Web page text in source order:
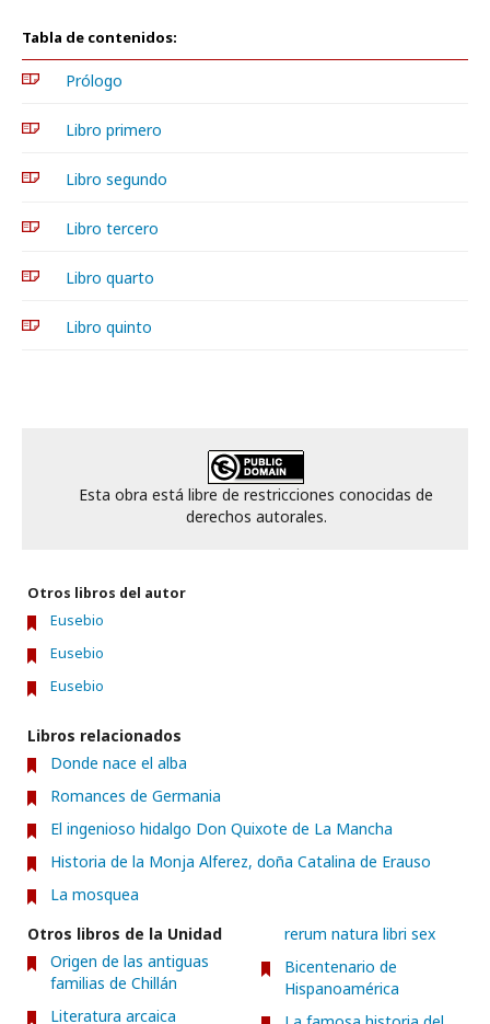
Tabla de contenidos:
Prólogo
Libro primero
Libro segundo
Libro tercero
Libro quarto
Libro quinto
Esta obra está libre de restricciones conocidas de
derechos autorales.
Otros libros del autor
Eusebio
Eusebio
Eusebio
Libros relacionados
Donde nace el alba
Romances de Germania
El ingenioso hidalgo Don Quixote de La Mancha
Historia de la Monja Alferez, doña Catalina de Erauso
La mosquea
Otros libros de la Unidad
Origen de las antiguas
familias de Chillán
Literatura arcaica
rerum natura libri sex
Bicentenario de
Hispanoamérica